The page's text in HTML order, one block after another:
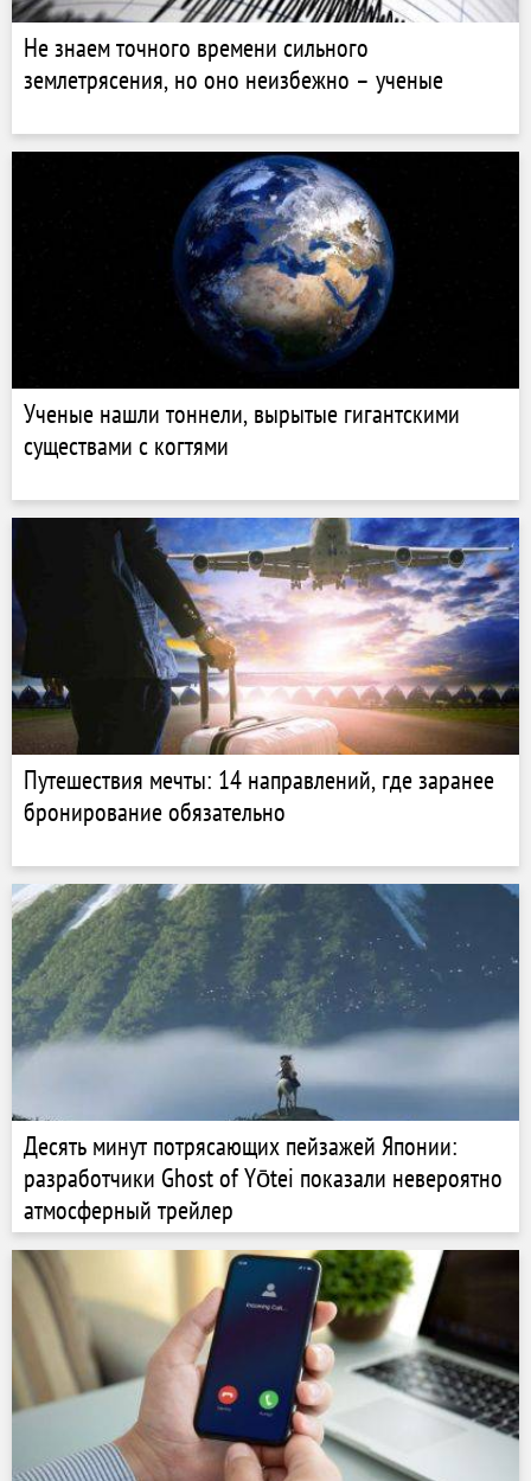
Не знаем точного времени сильного
землетрясения, но оно неизбежно – ученые
Ученые нашли тоннели, вырытые гигантскими
существами с когтями
Путешествия мечты: 14 направлений, где заранее
бронирование обязательно
Десять минут потрясающих пейзажей Японии:
разработчики Ghost of Yōtei показали невероятно
атмосферный трейлер